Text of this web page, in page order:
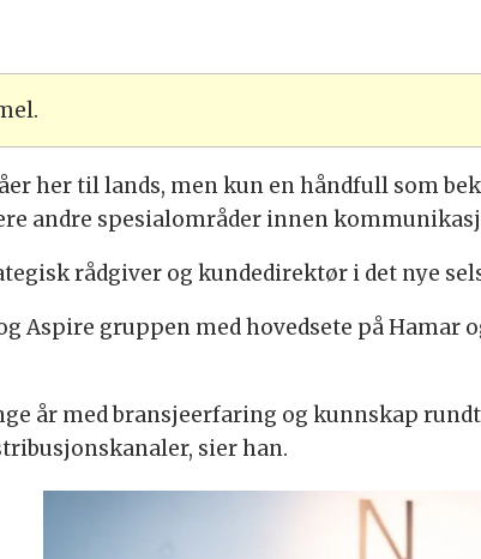
her til lands, men kun en håndfull som
andre spesialområder innen
rådgiver og kundedirektør i det nye
Aspire gruppen med hovedsete på Hamar
år med bransjeerfaring og kunnskap
sier han.